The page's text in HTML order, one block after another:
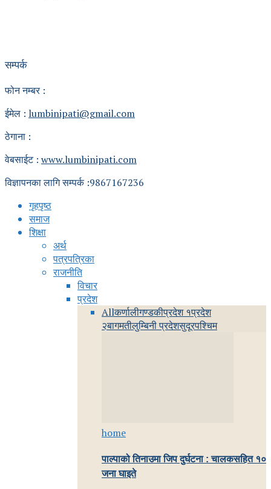
सम्पर्क
फोन नम्बर :
ईमेल : lumbinipati@gmail.com
ठेगाना :
वेबसाईट : www.lumbinipati.com
विज्ञापनका लागि सम्पर्क :9867167236
गृहपृष्ठ
समाज
शिक्षा
अर्थ
पत्रपत्रिका
राजनीति
विचार
प्रदेश
Allकर्णालीगण्डकीप्रदेश १प्रदेश
२बागमतीलुम्बिनी प्रदेशसुदूरपश्चिम
home
पाल्पाको तिनाउमा जिप दुर्घटना : चालकसहित १०
जना घाइते